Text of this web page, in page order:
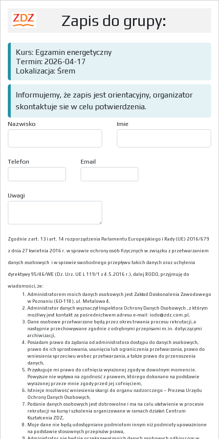
Zapis do grupy:
Kurs: Egzamin energetyczny
Termin: 2026-04-17
Lokalizacja: Śrem
Informujemy, że zapis jest orientacyjny, organizator
skontaktuje sie w celu potwierdzenia.
Nazwisko Imie
Telefon Email
Uwagi
Zgodnie z art. 13 i art. 14 rozporządzenia Parlamentu Europejskiego i Rady (UE) 2016/679
z dnia 27 kwietnia 2016 r. w sprawie ochrony osób fizycznych w związku z przetwarzaniem
danych osobowych i w sprawie swobodnego przepływu takich danych oraz uchylenia
dyrektywy 95/46/WE (Dz. Urz. UE L 119/1 z 4.5.2016 r.), dalej RODO, przyjmuję do
wiadomości, że:
Administratorem moich danych osobowych jest Zakład Doskonalenia Zawodowego
w Poznaniu (60-118), ul. Metalowa 4,
Administrator danych wyznaczył Inspektora Ochrony Danych Osobowych , z którym
możliwy jest kontakt za pośrednictwem adresu e-mail: iodo@zdz.com.pl,
Dane osobowe przetwarzane będą przez okres trwania procesu rekrutacji, a
następnie przechowywane zgodnie z odrębnymi przepisami m.in. dotyczącymi
archiwizacji,
Posiadam prawo do żądania od administratora dostępu do danych osobowych,
prawo do ich sprostowania, usunięcia lub ograniczenia przetwarzania, prawo do
wniesienia sprzeciwu wobec przetwarzania, a także prawo do przenoszenia
danych,
Przysługuje mi prawo do cofnięcia wyrażonej zgody w dowolnym momencie.
Powyższe nie wpływa na zgodność z prawem, którego dokonano na podstawie
wyrażonej przeze mnie zgody przed jej cofnięciem,
Istnieje możliwość wniesienia skargi do organu nadzorczego – Prezesa Urzędu
Ochrony Danych Osobowych,
Podanie danych osobowych jest dobrowolne i ma na celu ułatwienie w procesie
rekrutacji na kursy i szkolenia organizowane w ramach działań Centrum
Kształcenia ZDZ,
Moje dane nie będą udostępniane podmiotom innym niż podmioty upoważnione
na podstawie stosownych przepisów prawa,